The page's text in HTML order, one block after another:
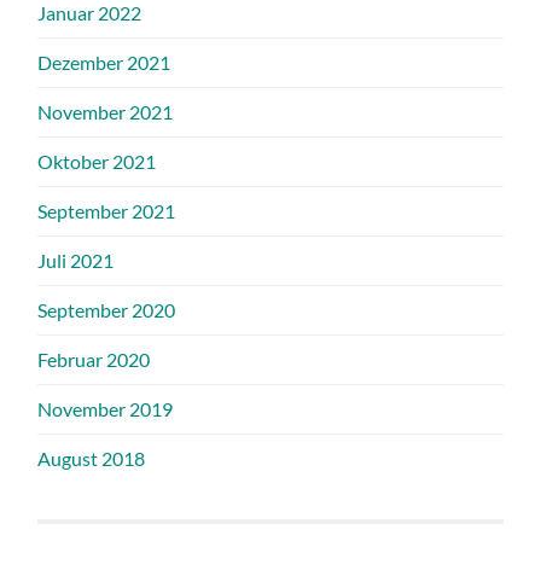
Januar 2022
Dezember 2021
November 2021
Oktober 2021
September 2021
Juli 2021
September 2020
Februar 2020
November 2019
August 2018